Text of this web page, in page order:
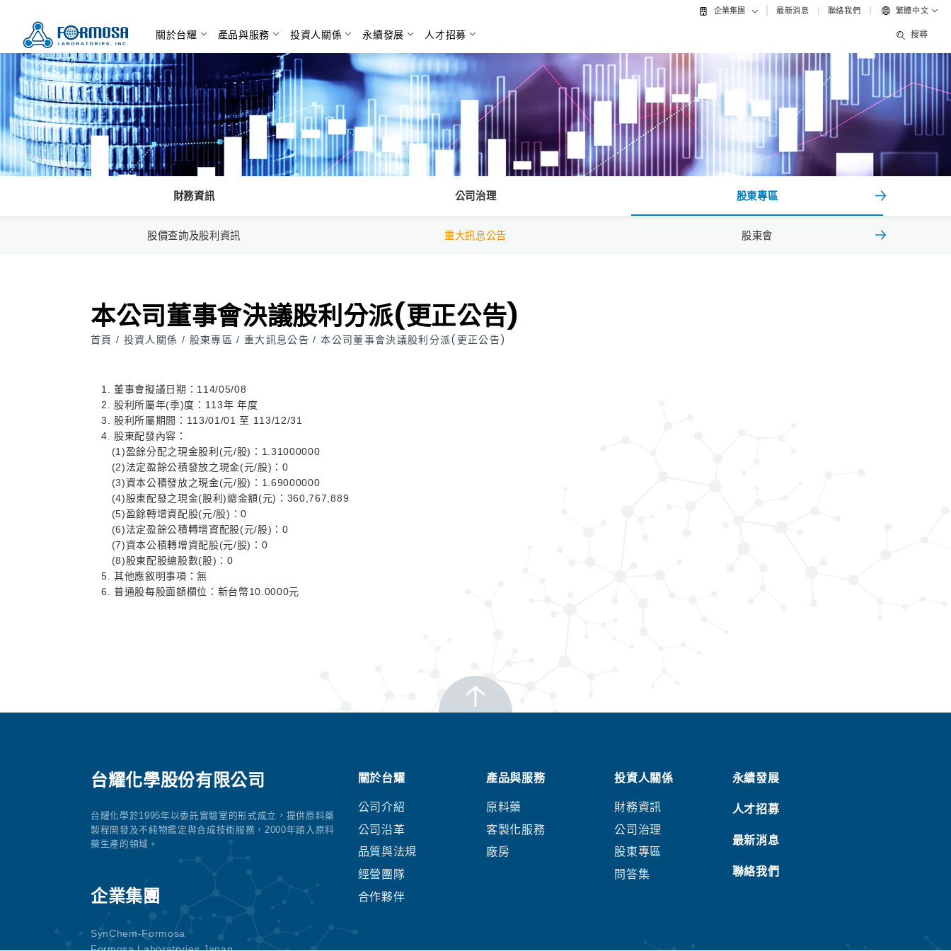
企業集團 最新消息 聯絡我們 繁體中文
關於台耀 產品與服務 投資人關係 永續發展 人才招募 搜尋
搜尋
財務資訊 公司治理 股東專區
股價查詢及股利資訊 重大訊息公告 股東會
本公司董事會決議股利分派(更正公告)
首頁/ 投資人關係 / 股東專區/ 重大訊息公告/ 本公司董事會決議股利分派(更正公告)
1. 董事會擬議日期：114/05/08
2. 股利所屬年(季)度：113年 年度
3. 股利所屬期間：113/01/01 至 113/12/31
4. 股東配發內容：
(1)盈餘分配之現金股利(元/股)：1.31000000
(2)法定盈餘公積發放之現金(元/股)：0
(3)資本公積發放之現金(元/股)：1.69000000
(4)股東配發之現金(股利)總金額(元)：360,767,889
(5)盈餘轉增資配股(元/股)：0
(6)法定盈餘公積轉增資配股(元/股)：0
(7)資本公積轉增資配股(元/股)：0
(8)股東配股總股數(股)：0
5. 其他應敘明事項：無
6. 普通股每股面額欄位：新台幣10.0000元
台耀化學股份有限公司
台耀化學於1995年以委託實驗室的形式成立，提供原料藥
製程開發及不純物鑑定與合成技術服務，2000年踏入原料
藥生產的領域。
企業集團
SynChem-Formosa
關於台耀
公司介紹
公司沿革
品質與法規
經營團隊
合作夥伴
產品與服務
原料藥
客製化服務
廠房
投資人關係
財務資訊
公司治理
股東專區
問答集
永續發展
人才招募
最新消息
聯絡我們